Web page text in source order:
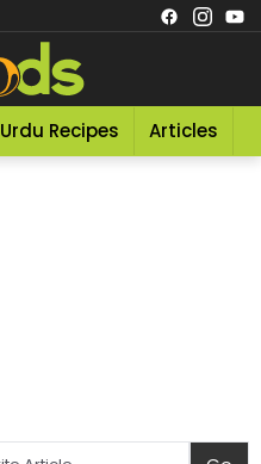
Urdu Recipes Articles